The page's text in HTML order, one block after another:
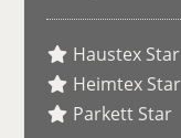
Haustex Star
Heimtex Star
Parkett Star